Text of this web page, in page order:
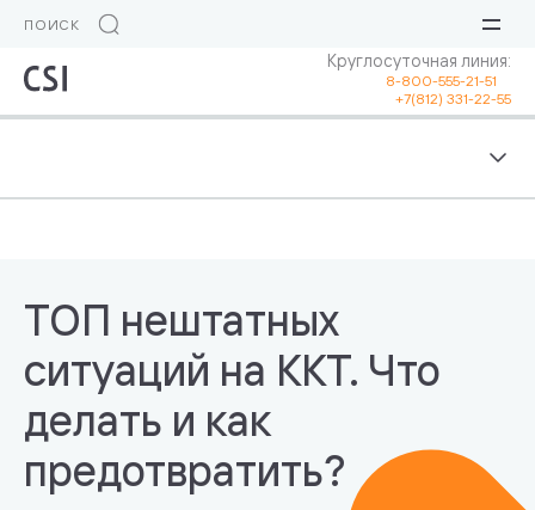
Круглосуточная линия:
8-800-555-21-51
+7(812) 331-22-55
ТОП нештатных
ситуаций на ККТ. Что
делать и как
предотвратить?